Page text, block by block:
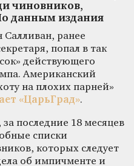
чиновников,
данным издания
ранее
попал в так
действующего
Американский
на плохих парней»
«ЦарьГрад».
последние 18 месяцев
списки
которых следует
об импичменте и